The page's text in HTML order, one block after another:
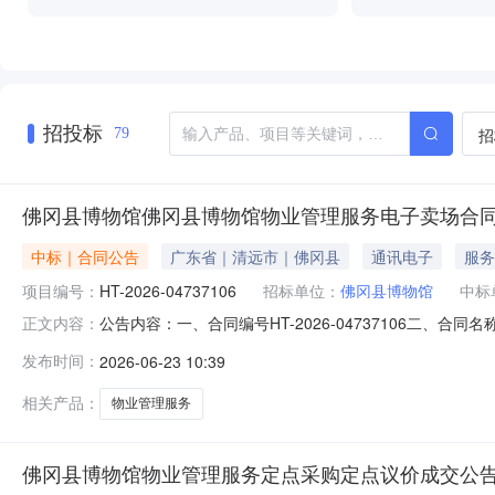
招投标 79
佛冈县博物馆佛冈县博物馆物业管理服务电子卖场合
中标｜合同公告 广东省｜清远市｜佛冈县 通讯电子
服务
项目编号： HT-2026-04737106 招标单位： 佛冈县博物馆
中标
正文内容： 公告内容：一、合同编号HT-2026-04737106二、合同
分公司地址：石角镇教育路122号10幢101联系方式：
发布时间： 2026-06-23 10:39
相关产品：
物业管理服务
佛冈县博物馆物业管理服务定点采购定点议价成交公